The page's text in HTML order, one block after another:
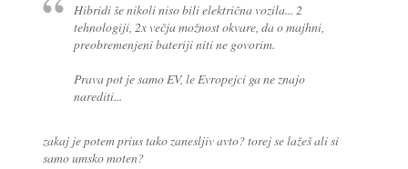
Hibridi še nikoli niso bili električna vozila... 2
tehnologiji, 2x večja možnost okvare, da o majhni,
preobremenjeni bateriji niti ne govorim.
Prava pot je samo EV, le Evropejci ga ne znajo
narediti...
zakaj je potem prius tako zanesljiv avto? torej se lažeš ali si
samo umsko moten?